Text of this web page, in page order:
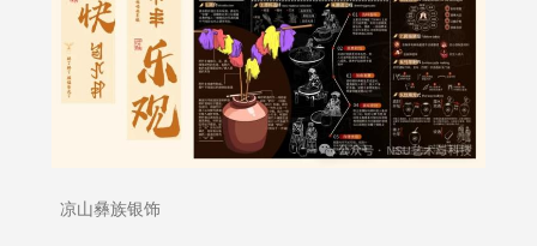
凉山彝族银饰